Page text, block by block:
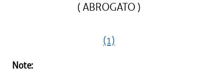
( ABROGATO )
(1)
Note: